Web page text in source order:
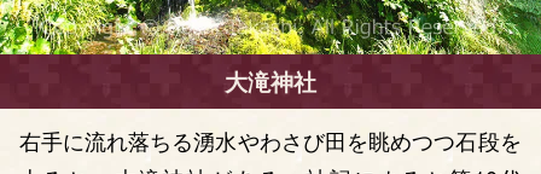
大滝神社
右手に流れ落ちる湧水やわさび田を眺めつつ石段を